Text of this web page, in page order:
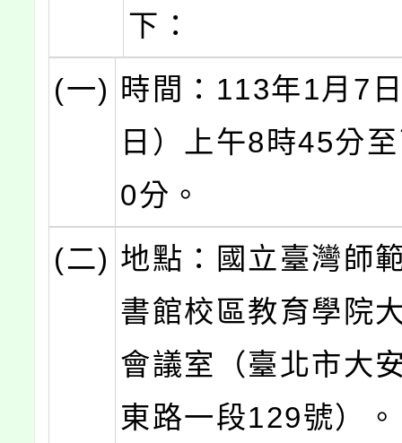
下：
(一) 時間：113年1月7
日）上午8時45分
0分。
(二) 地點：國立臺灣師
書館校區教育學院
會議室（臺北市大
東路一段129號）。